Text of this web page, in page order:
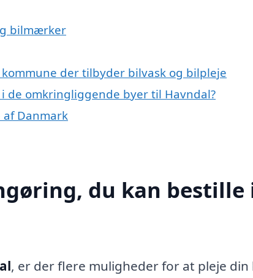
bilmærker
der tilbyder bilvask og bilpleje
de omkringliggende byer til Havndal?
Danmark
du kan bestille
, er der flere muligheder for at pleje din